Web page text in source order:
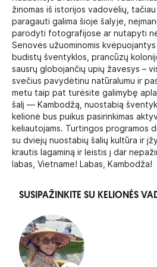
žinomas iš istorijos vadovėlių,
paragauti galima šioje šalyje,
parodyti fotografijose ar nutapyti
Senovės užuominomis
budistų šventyklos, prancūzų
sausrų globojančių upių žavesys –
svečius pavydėtinu natūralumu ir
metu taip pat turėsite galimybę
šalį — Kambodžą, nuostabią
kelionė bus puikus pasirinkimas
keliautojams. Turtingos programos
su dviejų nuostabių šalių kultūra ir
krautis lagaminą ir leistis į dar
labas, Vietname! Labas, Kambodža!
SUSIPAŽINKITE SU KELIONĖS